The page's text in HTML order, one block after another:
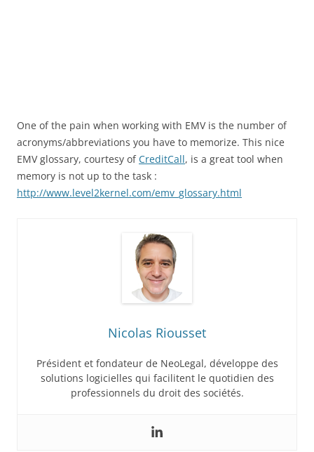
One of the pain when working with EMV is the number of
acronyms/abbreviations you have to memorize. This nice
EMV glossary, courtesy ofCreditCall, is a great tool when
memory is not up to the task :
http://www.level2kernel.com/emv_glossary.html
Nicolas Riousset
Président et fondateur de NeoLegal, développe des
solutions logicielles qui facilitent le quotidien des
professionnels du droit des sociétés.